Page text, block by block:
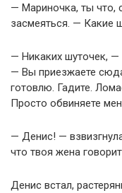
— Мариночка, ты что,
засмеяться. — Какие
— Никаких шуточек, —
— Вы приезжаете
готовлю. Гадите.
Просто обвиняете
— Денис! —
что твоя жена
Денис встал,